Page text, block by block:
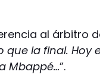
al árbitro
que la final. Hoy
Mbappé…”.